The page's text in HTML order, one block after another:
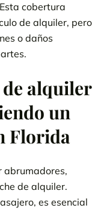
cobertura
de alquiler, pero
o daños
de alquiler
un
Florida
abrumadores,
de alquiler.
es esencial